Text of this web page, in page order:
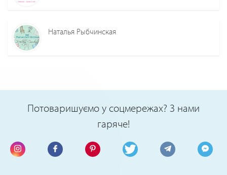
Наталья Рыбчинская
Потоваришуємо у соцмережах? З нами
гаряче!